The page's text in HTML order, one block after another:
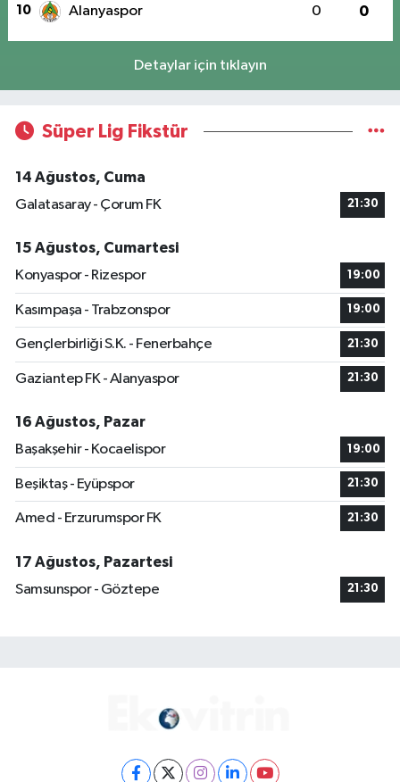
10 Alanyaspor 0 0
Detaylar için tıklayın
Süper Lig Fikstür
14 Ağustos, Cuma
Galatasaray - Çorum FK
21:30
15 Ağustos, Cumartesi
Konyaspor - Rizespor
19:00
Kasımpaşa - Trabzonspor 19:00
Gençlerbirliği S.K. - Fenerbahçe 21:30
Gaziantep FK - Alanyaspor 21:30
16 Ağustos, Pazar
Başakşehir - Kocaelispor
19:00
Beşiktaş - Eyüpspor 21:30
Amed - Erzurumspor FK 21:30
17 Ağustos, Pazartesi
Samsunspor - Göztepe
21:30